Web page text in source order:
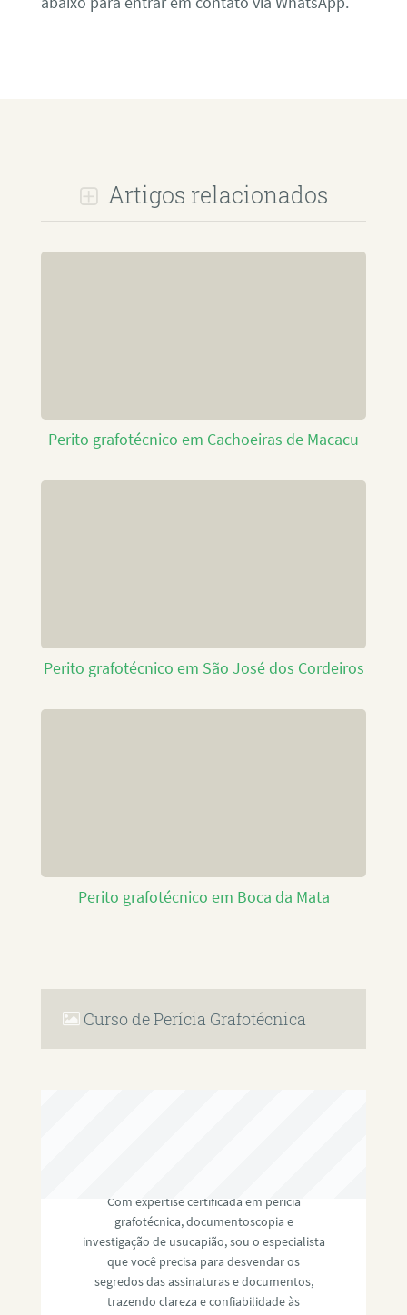
Artigos relacionados
Perito grafotécnico em Cachoeiras de Macacu
Perito grafotécnico em São José dos Cordeiros
Perito grafotécnico em Boca da Mata
Curso de Perícia Grafotécnica
Com expertise certificada em perícia
grafotécnica, documentoscopia e
investigação de usucapião, sou o especialista
que você precisa para desvendar os
segredos das assinaturas e documentos,
trazendo clareza e confiabilidade às